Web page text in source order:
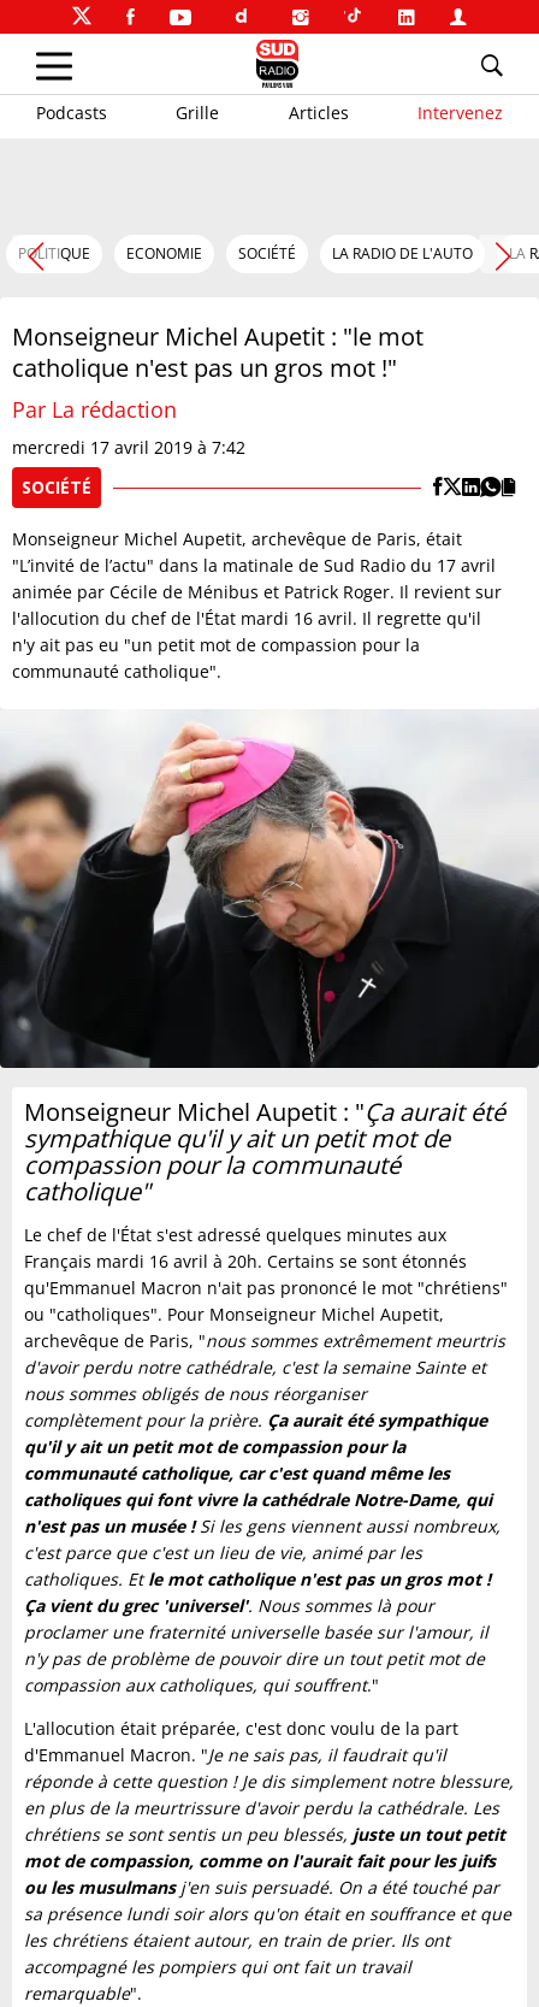
Podcasts Grille Articles Intervenez
POLITIQUE ECONOMIE SOCIÉTÉ LA RADIO DE L'AUTO LA
Monseigneur Michel Aupetit : "le mot
catholique n'est pas un gros mot !"
Par La rédaction
mercredi 17 avril 2019 à 7:42
SOCIÉTÉ
Monseigneur Michel Aupetit, archevêque de Paris, était
"L’invité de l’actu" dans la matinale de Sud Radio du 17 avril
animée par Cécile de Ménibus et Patrick Roger. Il revient sur
l'allocution du chef de l'État mardi 16 avril. Il regrette qu'il
n'y ait pas eu "un petit mot de compassion pour la
communauté catholique".
Monseigneur Michel Aupetit : "Ça aurait été
sympathique qu'il y ait un petit mot de
compassion pour la communauté
catholique"
Le chef de l'État s'est adressé quelques minutes aux
Français mardi 16 avril à 20h. Certains se sont étonnés
qu'Emmanuel Macron n'ait pas prononcé le mot "chrétiens"
ou "catholiques". Pour Monseigneur Michel Aupetit,
archevêque de Paris, "nous sommes extrêmement meurtris
d'avoir perdu notre cathédrale, c'est la semaine Sainte et
nous sommes obligés de nous réorganiser
complètement pour la prière. Ça aurait été sympathique
qu'il y ait un petit mot de compassion pour la
communauté catholique, car c'est quand même les
catholiques qui font vivre la cathédrale Notre-Dame, qui
n'est pas un musée !Si les gens viennent aussi nombreux,
c'est parce que c'est un lieu de vie, animé par les
catholiques. Etle mot catholique n'est pas un gros mot !
Ça vient du grec 'universel'. Nous sommes là pour
proclamer une fraternité universelle basée sur l'amour, il
n'y pas de problème de pouvoir dire un tout petit mot de
compassion aux catholiques, qui souffrent."
L'allocution était préparée, c'est donc voulu de la part
d'Emmanuel Macron. "Je ne sais pas, il faudrait qu'il
réponde à cette question ! Je dis simplement notre blessure,
en plus de la meurtrissure d'avoir perdu la cathédrale. Les
chrétiens se sont sentis un peu blessés, juste un tout petit
mot de compassion, comme on l'aurait fait pour les juifs
ou les musulmansj'en suis persuadé. On a été touché par
sa présence lundi soir alors qu'on était en souffrance et que
les chrétiens étaient autour, en train de prier. Ils ont
accompagné les pompiers qui ont fait un travail
remarquable".